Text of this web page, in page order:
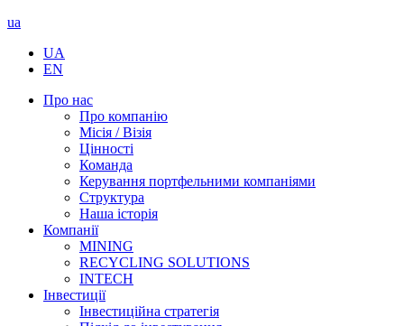
ua
UA
EN
Про нас
Про компанію
Місія / Візія
Цінності
Команда
Керування портфельними компаніями
Структура
Наша історія
Компанії
MINING
RECYCLING SOLUTIONS
INTECH
Інвестиції
Інвестиційна стратегія